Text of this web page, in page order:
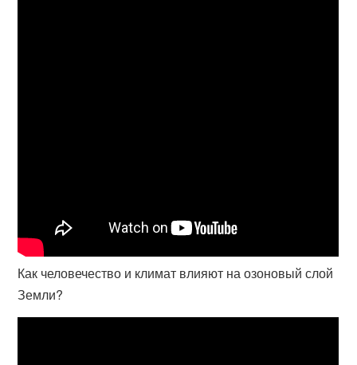
Как человечество и климат влияют на озоновый слой
Земли?